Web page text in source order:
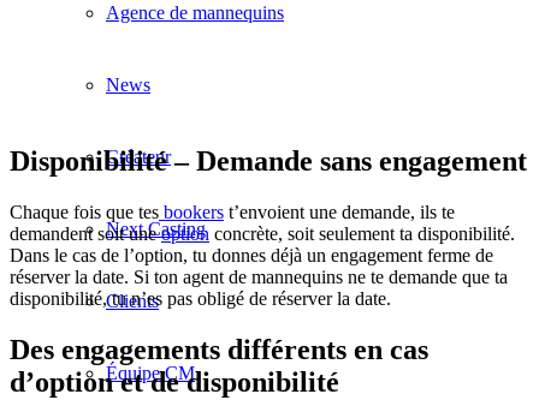
Agence de mannequins
News
Créateur
Next Casting
Clients
Équipe CM
Disponibilité – Demande sans engagement
Chaque fois que tes bookers t’envoient une demande, ils te
demandent soit uneoption concrète, soit seulement ta disponibilité.
Dans le cas de l’option, tu donnes déjà un engagement ferme de
réserver la date. Si ton agent de mannequins ne te demande que ta
disponibilité, tu n’es pas obligé de réserver la date.
Des engagements différents en cas
d’option et de disponibilité